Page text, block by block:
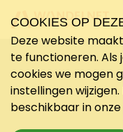
COOKIES OP
Deze website
te functioneren. Als
cookies we mogen
instellingen
beschikbaar in onze